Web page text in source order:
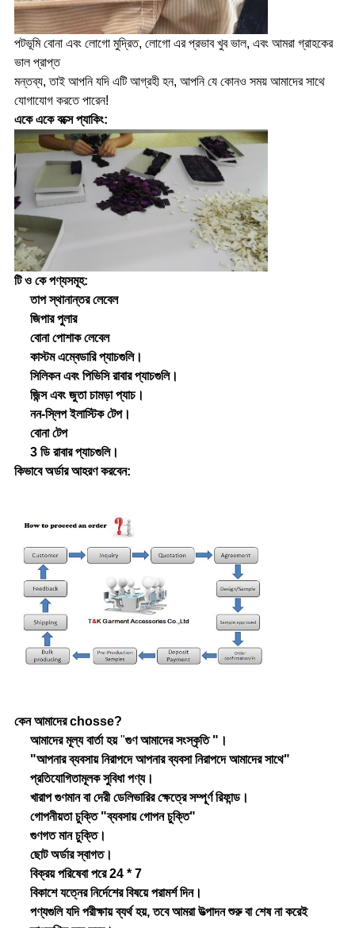
পটভূমি বোনা এবং লোগো মুদ্রিত, লোগো এর প্রভাব খুব ভাল, এবং আমরা গ্রাহকের
ভাল প্রাপ্ত
মন্তব্য, তাই আপনি যদি এটি আগ্রহী হন, আপনি যে কোনও সময় আমাদের সাথে
যোগাযোগ করতে পারেন!
একে একে বক্সে প্যাকিং:
টি ও কে পণ্যসমূহ:
তাপ স্থানান্তর লেবেল
জিপার পুলার
বোনা পোশাক লেবেল
কাস্টম এম্বেডারি প্যাচগুলি।
সিলিকন এবং পিভিসি রাবার প্যাচগুলি।
জিন্স এবং জুতা চামড়া প্যাচ।
নন-স্লিপ ইলাস্টিক টেপ।
বোনা টেপ
3 ডি রাবার প্যাচগুলি।
কিভাবে অর্ডার আহরণ করবেন:
কেন আমাদের chosse?
আমাদের মূল্য বার্তা হয়"গুণ আমাদের সংস্কৃতি "।
"আপনার ব্যবসায় নিরাপদে আপনার ব্যবসা নিরাপদে আমাদের সাথে"
প্রতিযোগিতামূলক সুবিধা পণ্য।
খারাপ গুণমান বা দেরী ডেলিভারির ক্ষেত্রে সম্পূর্ণ রিফান্ড।
গোপনীয়তা চুক্তি "ব্যবসায় গোপন চুক্তি"
গুণগত মান চুক্তি।
ছোট অর্ডার স্বাগত।
বিক্রয় পরিষেবা পরে 24 * 7
বিকাশে যত্নের নির্দেশের বিষয়ে পরামর্শ দিন।
পণ্যগুলি যদি পরীক্ষায় ব্যর্থ হয়, তবে আমরা উত্পাদন শুরু বা শেষ না করেই